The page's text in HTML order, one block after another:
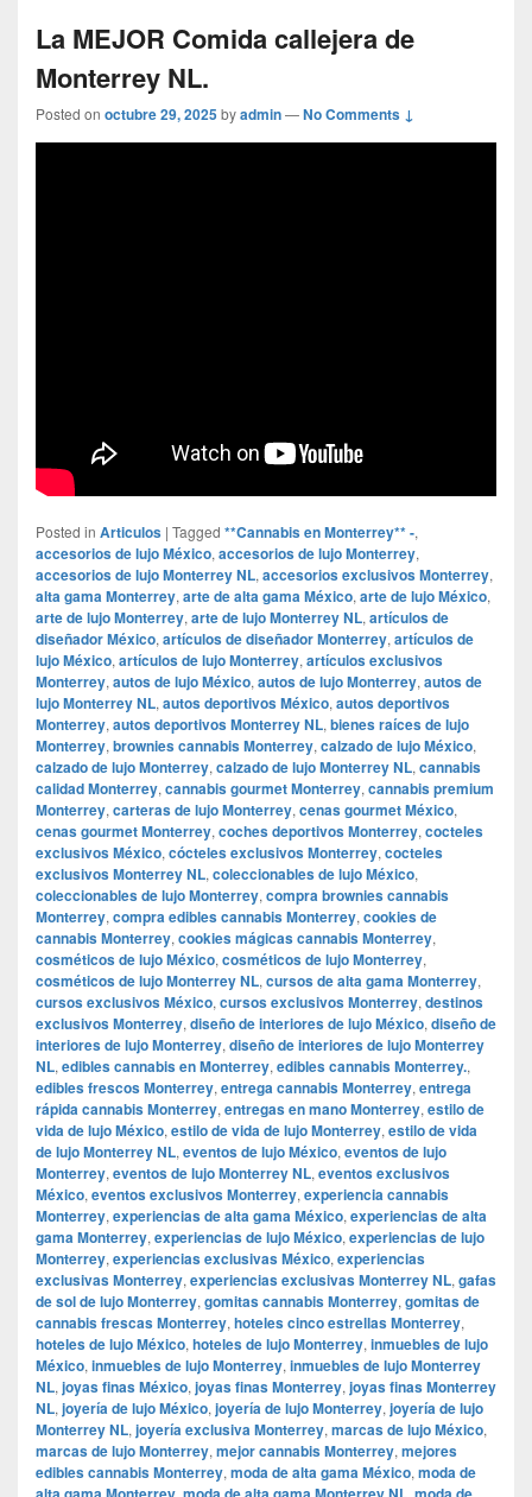
La MEJOR Comida callejera de
Monterrey NL.
Posted on octubre 29, 2025byadmin—No Comments ↓
Posted in Articulos | Tagged **Cannabis en Monterrey** -,
accesorios de lujo México, accesorios de lujo Monterrey,
accesorios de lujo Monterrey NL, accesorios exclusivos Monterrey,
alta gama Monterrey, arte de alta gama México, arte de lujo México,
arte de lujo Monterrey, arte de lujo Monterrey NL, artículos de
diseñador México, artículos de diseñador Monterrey, artículos de
lujo México, artículos de lujo Monterrey, artículos exclusivos
Monterrey, autos de lujo México, autos de lujo Monterrey, autos de
lujo Monterrey NL, autos deportivos México, autos deportivos
Monterrey, autos deportivos Monterrey NL, bienes raíces de lujo
Monterrey, brownies cannabis Monterrey, calzado de lujo México,
calzado de lujo Monterrey, calzado de lujo Monterrey NL, cannabis
calidad Monterrey, cannabis gourmet Monterrey, cannabis premium
Monterrey, carteras de lujo Monterrey, cenas gourmet México,
cenas gourmet Monterrey, coches deportivos Monterrey, cocteles
exclusivos México, cócteles exclusivos Monterrey, cocteles
exclusivos Monterrey NL, coleccionables de lujo México,
coleccionables de lujo Monterrey, compra brownies cannabis
Monterrey, compra edibles cannabis Monterrey, cookies de
cannabis Monterrey, cookies mágicas cannabis Monterrey,
cosméticos de lujo México, cosméticos de lujo Monterrey,
cosméticos de lujo Monterrey NL, cursos de alta gama Monterrey,
cursos exclusivos México, cursos exclusivos Monterrey, destinos
exclusivos Monterrey, diseño de interiores de lujo México, diseño de
interiores de lujo Monterrey, diseño de interiores de lujo Monterrey
NL, edibles cannabis en Monterrey, edibles cannabis Monterrey.,
edibles frescos Monterrey, entrega cannabis Monterrey, entrega
rápida cannabis Monterrey, entregas en mano Monterrey, estilo de
vida de lujo México, estilo de vida de lujo Monterrey, estilo de vida
de lujo Monterrey NL, eventos de lujo México, eventos de lujo
Monterrey, eventos de lujo Monterrey NL, eventos exclusivos
México, eventos exclusivos Monterrey, experiencia cannabis
Monterrey, experiencias de alta gama México, experiencias de alta
gama Monterrey, experiencias de lujo México, experiencias de lujo
Monterrey, experiencias exclusivas México, experiencias
exclusivas Monterrey, experiencias exclusivas Monterrey NL, gafas
de sol de lujo Monterrey, gomitas cannabis Monterrey, gomitas de
cannabis frescas Monterrey, hoteles cinco estrellas Monterrey,
hoteles de lujo México, hoteles de lujo Monterrey, inmuebles de lujo
México, inmuebles de lujo Monterrey, inmuebles de lujo Monterrey
NL, joyas finas México, joyas finas Monterrey, joyas finas Monterrey
NL, joyería de lujo México, joyería de lujo Monterrey, joyería de lujo
Monterrey NL, joyería exclusiva Monterrey, marcas de lujo México,
marcas de lujo Monterrey, mejor cannabis Monterrey, mejores
edibles cannabis Monterrey, moda de alta gama México, moda de
, ,